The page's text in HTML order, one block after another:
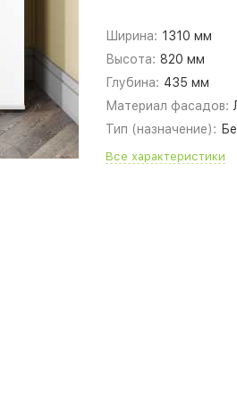
Ширина: 1310 мм
Высота: 820 мм
Глубина: 435 мм
Материал фасадов:
Тип (назначение):
Все характеристики